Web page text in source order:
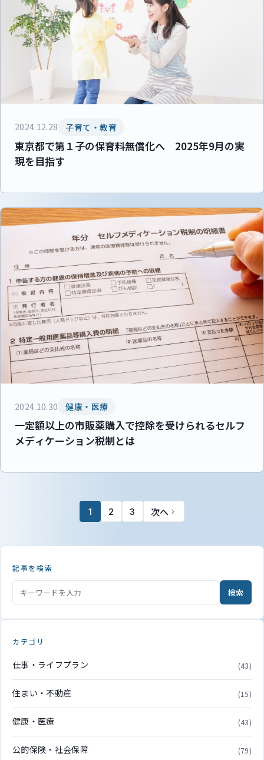
2024.12.28 子育て・教育
東京都で第１子の保育料無償化へ 2025年9月の実
現を目指す
2024.10.30 健康・医療
一定額以上の市販薬購入で控除を受けられるセルフ
メディケーション税制とは
1 2 3 次へ
記事を検索
検索
カテゴリ
仕事・ライフプラン (43)
住まい・不動産 (15)
健康・医療 (43)
公的保険・社会保障 (79)